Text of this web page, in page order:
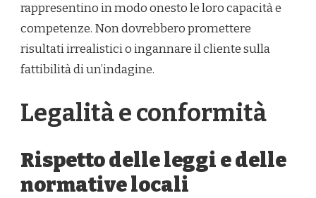
rappresentino in modo onesto le loro capacità e
competenze. Non dovrebbero promettere
risultati irrealistici o ingannare il cliente sulla
fattibilità di un’indagine.
Legalità e conformità
Rispetto delle leggi e delle
normative locali